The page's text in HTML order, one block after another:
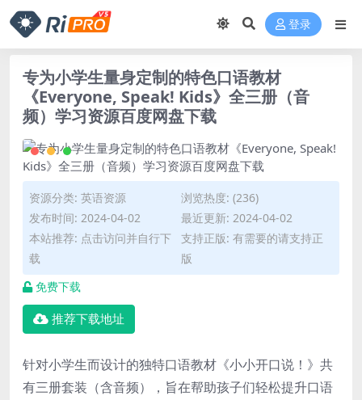
登录
专为小学生量身定制的特色口语教材
《Everyone, Speak! Kids》全三册（音
频）学习资源百度网盘下载
资源分类: 英语资源
浏览热度: (236)
发布时间: 2024-04-02
最近更新: 2024-04-02
本站推荐: 点击访问并自行下
载
支持正版: 有需要的请支持正
版
免费下载
推荐下载地址
针对小学生而设计的独特口语教材《小小开口说！》共
有三册套装（含音频），旨在帮助孩子们轻松提升口语